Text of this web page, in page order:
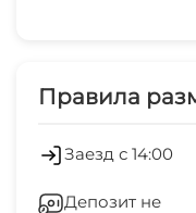
отъезд до 12:00
Правила
Заезд с 14:00
Депозит не